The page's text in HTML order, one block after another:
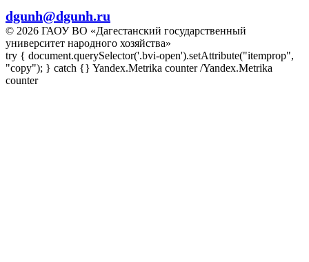
dgunh@dgunh.ru
© 2026 ГАОУ ВО «Дагестанский государственный
университет народного хозяйства»
try { document.querySelector('.bvi-open').setAttribute("itemprop",
"copy"); } catch {} Yandex.Metrika counter/Yandex.Metrika
counter